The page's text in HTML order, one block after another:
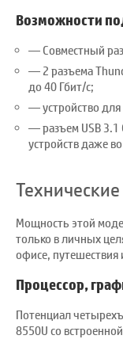
Возможности
Совместный
2 разъема
до 40 Гбит/с;
устройство
разъем USB 3.1
устройств даже
Мощность этой
только в личных
офисе, путешествия
Процессор,
Потенциал
8550U со